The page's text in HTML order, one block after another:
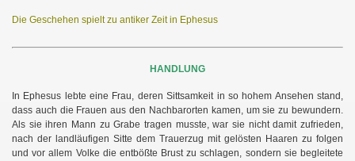
Die Geschehen spielt zu antiker Zeit in Ephesus
HANDLUNG
In Ephesus lebte eine Frau, deren Sittsamkeit in so hohem Ansehen stand,
dass auch die Frauen aus den Nachbarorten kamen, um sie zu bewundern.
Als sie ihren Mann zu Grabe tragen musste, war sie nicht damit zufrieden,
nach der landläufigen Sitte dem Trauerzug mit gelösten Haaren zu folgen
und vor allem Volke die entbößte Brust zu schlagen, sondern sie begleitete